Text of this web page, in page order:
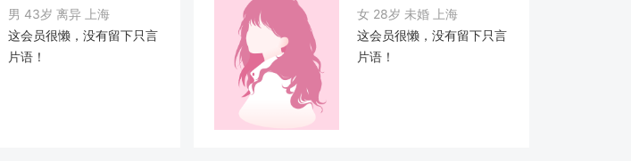
男 43岁 离异 上海
这会员很懒，没有留下只言
片语！
女 28岁 未婚 上海
这会员很懒，没有留下只言
片语！